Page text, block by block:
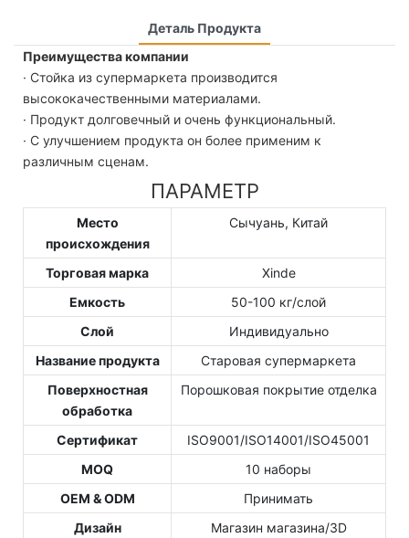
Деталь Продукта
Преимущества компании
· Стойка из супермаркета производится
высококачественными материалами.
· Продукт долговечный и очень функциональный.
· С улучшением продукта он более применим к
различным сценам.
ПАРАМЕТР
Место
происхождения
Сычуань, Китай
Торговая марка
Xinde
Емкость
50-100 кг/слой
Слой
Индивидуально
Название продукта
Старовая супермаркета
Поверхностная
обработка
Порошковая покрытие отделка
Сертификат
ISO9001/ISO14001/ISO45001
MOQ
10 наборы
OEM & ODM
Принимать
Дизайн
Магазин магазина/3D